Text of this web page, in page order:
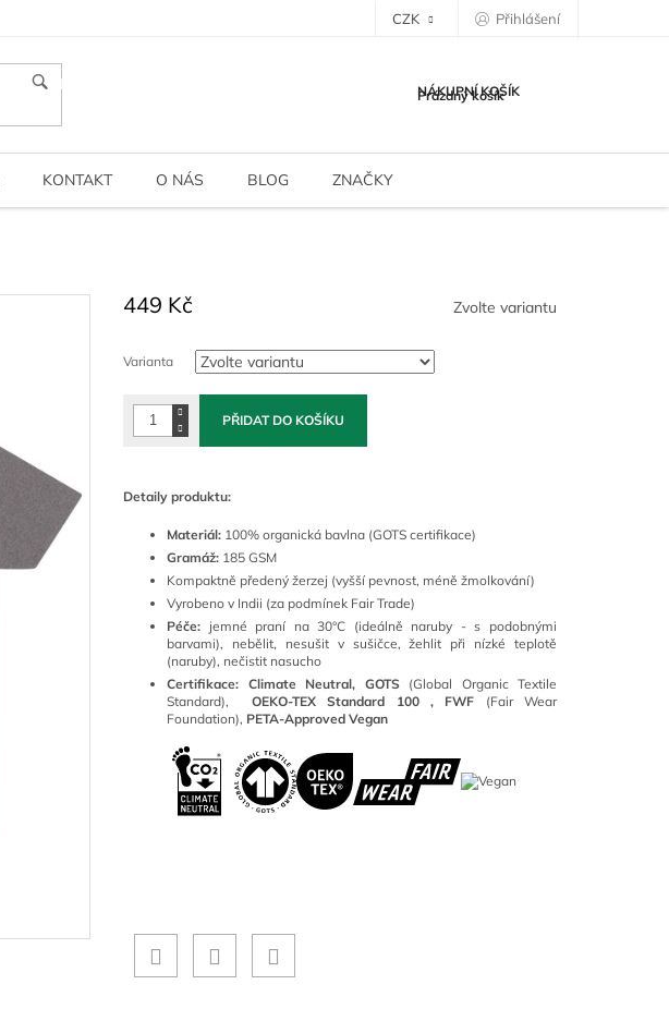
CZK Přihlášení
HLEDAT NÁKUPNÍ KOŠÍK
Prázdný košík
KONTAKT O NÁS BLOG ZNAČKY
449 Kč
cena:
Zvolte variantu
Varianta
PŘIDAT DO KOŠÍKU
Detaily produktu:
Materiál: 100% organická bavlna (GOTS certifikace)
Gramáž: 185 GSM
Kompaktně předený žerzej (vyšší pevnost, méně žmolkování)
Vyrobeno v Indii (za podmínek Fair Trade)
Péče: jemné praní na 30°C (ideálně naruby - s podobnými
barvami), nebělit, nesušit v sušičce, žehlit při nízké teplotě
(naruby), nečistit nasucho
Certifikace: Climate Neutral, GOTS(Global Organic Textile
Standard),
OEKO-TEX Standard 100 , FWF (Fair Wear
Foundation), PETA-Approved Vegan